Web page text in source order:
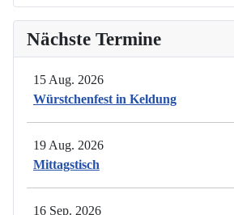
Nächste Termine
15 Aug. 2026
Würstchenfest in Keldung
19 Aug. 2026
Mittagstisch
16 Sep. 2026